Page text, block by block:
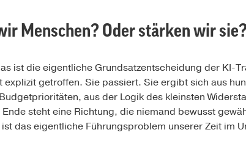
Menschen? Oder stärken wir sie?
ist die eigentliche Grundsatzentscheidung der KI-
getroffen. Sie passiert. Sie ergibt sich aus
aus der Logik des kleinsten
steht eine Richtung, die niemand bewusst
das eigentliche Führungsproblem unserer Zeit im